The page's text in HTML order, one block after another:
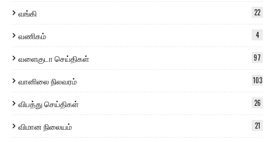
வங்கி 22
வணிகம் 4
வளைகுடா செய்திகள் 97
வானிலை நிலவரம் 103
விபத்து செய்திகள் 26
விமான நிலையம் 21